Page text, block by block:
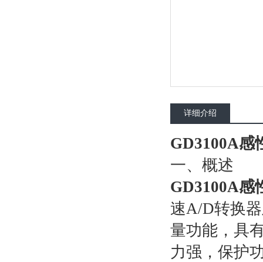
详细介绍
GD3100A感
一、概述
GD3100A感
速A/D转换
量功能，具
力强，保护